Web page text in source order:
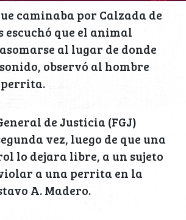
caminaba por Calzada de
escuchó que el animal
al lugar de donde
observó al hombre
perrita.
de Justicia (FGJ)
vez, luego de que una
lo dejara libre, a un sujeto
a una perrita en la
A. Madero.